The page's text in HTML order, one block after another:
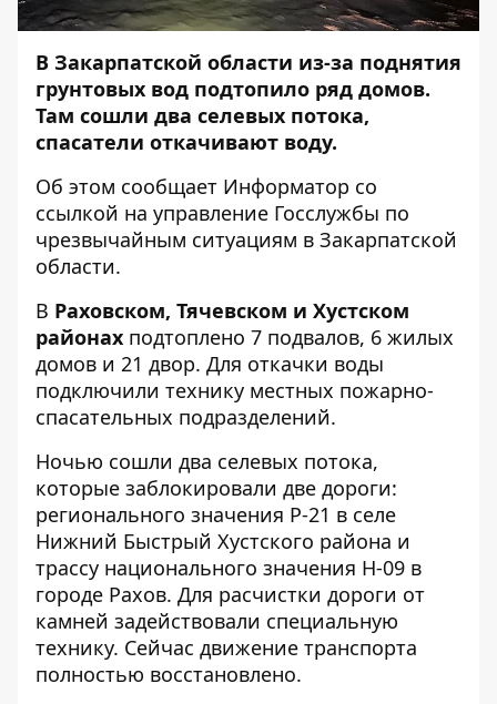
В Закарпатской области из-за поднятия
грунтовых вод подтопило ряд домов.
Там сошли два селевых потока,
спасатели откачивают воду.
Об этом сообщает Информатор со
ссылкой на управление Госслужбы по
чрезвычайным ситуациям в Закарпатской
области.
В Раховском, Тячевском и Хустском
районах подтоплено 7 подвалов, 6 жилых
домов и 21 двор. Для откачки воды
подключили технику местных пожарно-
спасательных подразделений.
Ночью сошли два селевых потока,
которые заблокировали две дороги:
регионального значения Р-21 в селе
Нижний Быстрый Хустского района и
трассу национального значения Н-09 в
городе Рахов. Для расчистки дороги от
камней задействовали специальную
технику. Сейчас движение транспорта
полностью восстановлено.